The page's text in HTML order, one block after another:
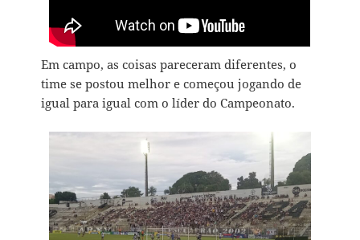
Em campo, as coisas pareceram diferentes, o
time se postou melhor e começou jogando de
igual para igual com o líder do Campeonato.